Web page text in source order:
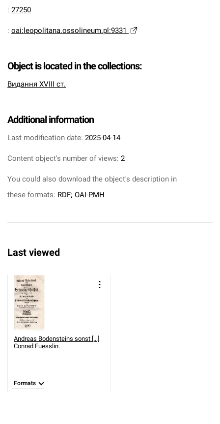
: 27250
: oai:leopolitana.ossolineum.pl:9331
Object is located in the collections:
Видання XVIII ст.
Additional information
Last modification date: 2025-04-14
Content object's number of views: 2
You could also download the object's description in
these formats: RDF; OAI-PMH
Last viewed
Andreas Bodensteins sonst [...]
Conrad Fuesslin.
Formats